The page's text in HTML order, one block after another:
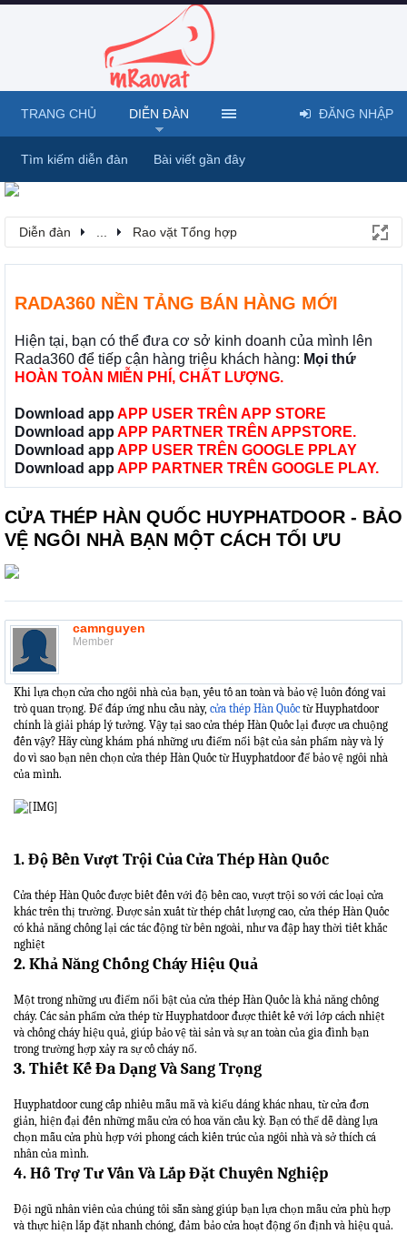
Diễn đàn Rao vặt Tổng hợp
RADA360 NỀN TẢNG BÁN HÀNG MỚI
Hiện tại, bạn có thể đưa cơ sở kinh doanh của mình lên
Rada360 để tiếp cận hàng triệu khách hàng: Mọi thứ
HOÀN TOÀN MIỄN PHÍ, CHẤT LƯỢNG.
Download app APP USER TRÊN APP STORE
Download app APP PARTNER TRÊN APPSTORE.
Download app APP USER TRÊN GOOGLE PPLAY
Download app APP PARTNER TRÊN GOOGLE PLAY.
CỬA THÉP HÀN QUỐC HUYPHATDOOR - BẢO
VỆ NGÔI NHÀ BẠN MỘT CÁCH TỐI ƯU
camnguyen
Member
Khi lựa chọn cửa cho ngôi nhà của bạn, yếu tố an toàn và bảo vệ luôn đóng vai
trò quan trọng. Để đáp ứng nhu cầu này, cửa thép Hàn Quốc từ Huyphatdoor
chính là giải pháp lý tưởng. Vậy tại sao cửa thép Hàn Quốc lại được ưa chuộng
đến vậy? Hãy cùng khám phá những ưu điểm nổi bật của sản phẩm này và lý
do vì sao bạn nên chọn cửa thép Hàn Quốc từ Huyphatdoor để bảo vệ ngôi nhà
của mình.
1. Độ Bền Vượt Trội Của Cửa Thép Hàn Quốc
Cửa thép Hàn Quốc được biết đến với độ bền cao, vượt trội so với các loại cửa
khác trên thị trường. Được sản xuất từ thép chất lượng cao, cửa thép Hàn Quốc
có khả năng chống lại các tác động từ bên ngoài, như va đập hay thời tiết khắc
nghiệt
2. Khả Năng Chống Cháy Hiệu Quả
Một trong những ưu điểm nổi bật của cửa thép Hàn Quốc là khả năng chống
cháy. Các sản phẩm cửa thép từ Huyphatdoor được thiết kế với lớp cách nhiệt
và chống cháy hiệu quả, giúp bảo vệ tài sản và sự an toàn của gia đình bạn
trong trường hợp xảy ra sự cố cháy nổ.
3. Thiết Kế Đa Dạng Và Sang Trọng
Huyphatdoor cung cấp nhiều mẫu mã và kiểu dáng khác nhau, từ cửa đơn
giản, hiện đại đến những mẫu cửa có hoa văn cầu kỳ. Bạn có thể dễ dàng lựa
chọn mẫu cửa phù hợp với phong cách kiến trúc của ngôi nhà và sở thích cá
nhân của mình.
4. Hỗ Trợ Tư Vấn Và Lắp Đặt Chuyên Nghiệp
Đội ngũ nhân viên của chúng tôi sẵn sàng giúp bạn lựa chọn mẫu cửa phù hợp
và thực hiện lắp đặt nhanh chóng, đảm bảo cửa hoạt động ổn định và hiệu quả.
TRANG CHỦ DIỄN ĐÀN
Tìm kiếm diễn đàn Bài viết gần đây
ĐĂNG NHẬP